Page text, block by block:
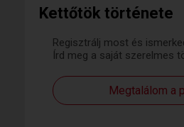
Kettőtök története
Regisztrálj most és
Írd meg a saját szerelmes
Megtalálom a